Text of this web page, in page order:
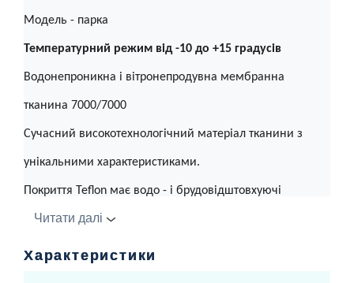
Модель - парка
Температурний режим від -10 до +15 градусів
Водонепроникна і вітронепродувна мембранна
тканина 7000/7000
Сучасний високотехнологічний матеріал тканини з
унікальними характеристиками.
Покриття Teflon має водо - і брудовідштовхуючі
властивості. Саме покриття не відчувається при дотику і
Читати далі
Характеристики